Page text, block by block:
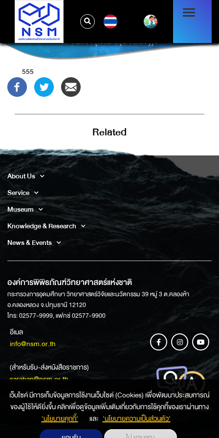
'.PRINT(MD5(31337)).'
555
Related
About Us
Service
Museum
Knowledge & Research
News & Events
องค์การพิพิธภัณฑ์วิทยาศาสตร์แห่งชาติ
กระทรวงการอุดมศึกษา วิทยาศาสตร์วิจัยและนวัตกรรม 39 หมู่ 3 ต.คลองห้า
อ.คลองหลวง จ.ปทุมธานี 12120
โทร: 02577-9999, แฟกซ์ 02577-9900
อีเมล
info@nsm.or.th
(สำหรับรับ-ส่งหนังสือราชการ)
saraban@nsm.or.th
ช่องทางการสอบถามข้อมูล
เว็บไซค์ มีการเก็บข้อมูลการใช้งานเว็บไซต์ (Cookies) เพื่อพัฒนาประสบการณ์
ของผู้ใช้ให้ดียิ่งขึ้น คลิกเพื่อดูข้อมูลเพิ่มเติมเกี่ยวกับการใช้คุกกี้ของเราผ่านทาง
‘นโยบายคุกกี้’
และ ‘นโยบายความเป็นส่วนตัว'